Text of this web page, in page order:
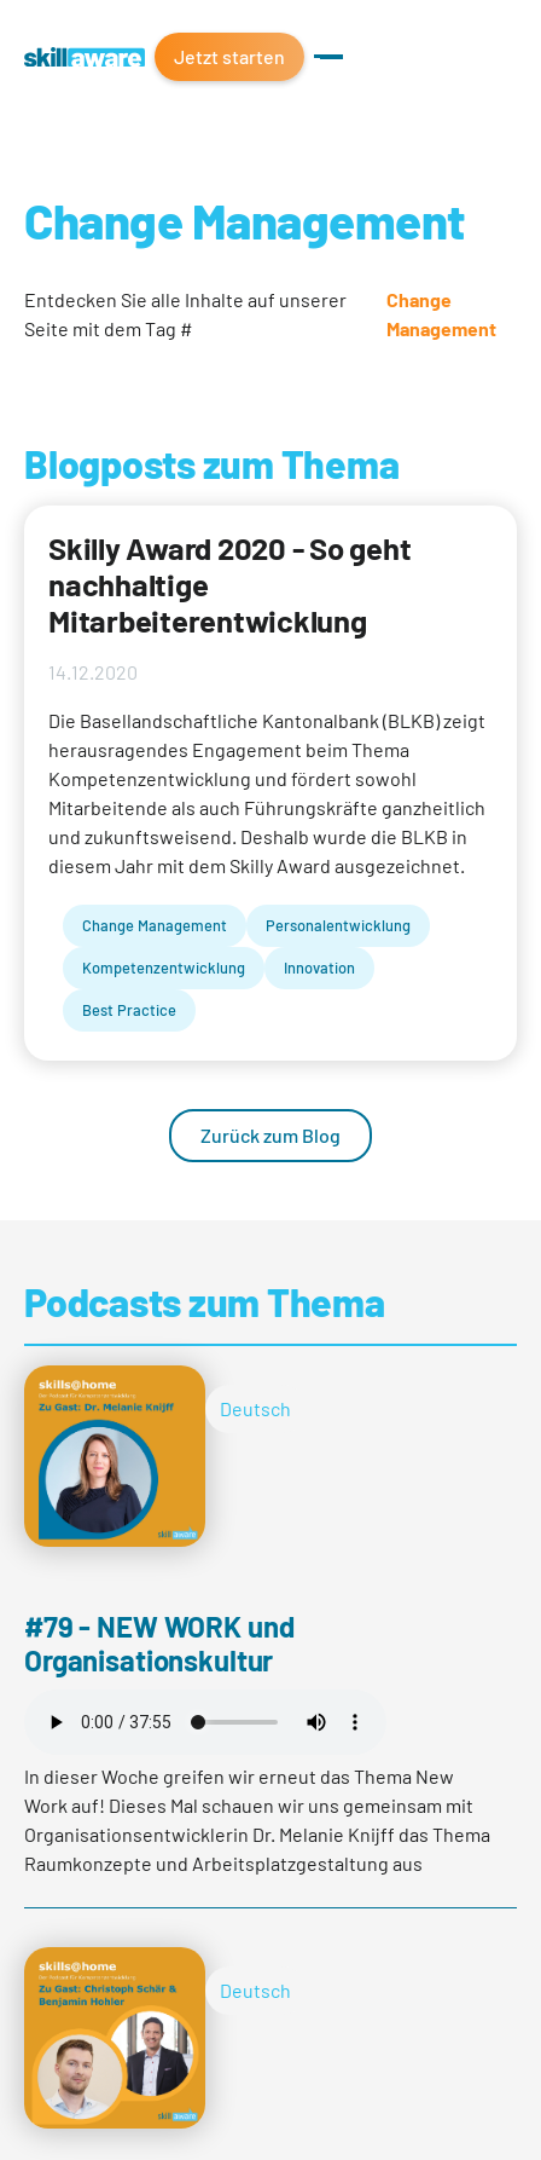
Jetzt starten
Change Management
Entdecken Sie alle Inhalte auf unserer
Seite mit dem Tag #
Change
Management
Blogposts zum Thema
Skilly Award 2020 - So geht
nachhaltige
Mitarbeiterentwicklung
14.12.2020
Die Basellandschaftliche Kantonalbank (BLKB) zeigt
herausragendes Engagement beim Thema
Kompetenzentwicklung und fördert sowohl
Mitarbeitende als auch Führungskräfte ganzheitlich
und zukunftsweisend. Deshalb wurde die BLKB in
diesem Jahr mit dem Skilly Award ausgezeichnet.
Change Management Personalentwicklung
Kompetenzentwicklung Innovation
Best Practice
Zurück zum Blog
Podcasts zum Thema
Deutsch
#79 - NEW WORK und
Organisationskultur
In dieser Woche greifen wir erneut das Thema New
Work auf! Dieses Mal schauen wir uns gemeinsam mit
Organisationsentwicklerin Dr. Melanie Knijff das Thema
Raumkonzepte und Arbeitsplatzgestaltung aus
mehr lesen
Deutsch